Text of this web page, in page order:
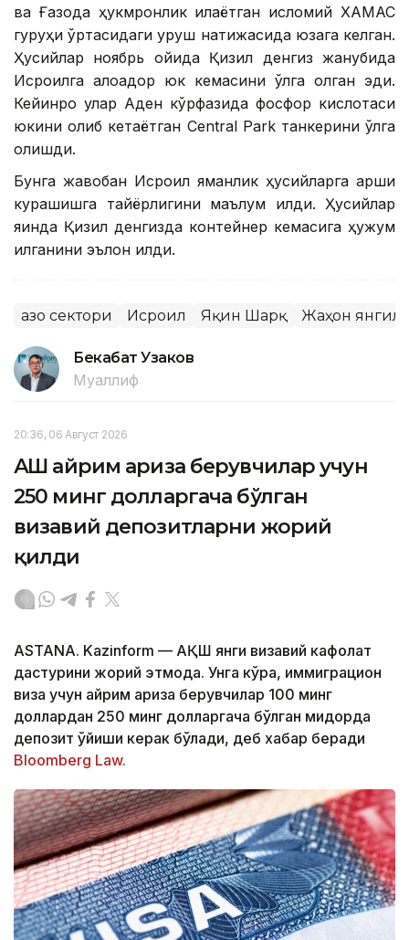
ва Ғазода ҳукмронлик қилаётган исломий ХАМАС
гуруҳи ўртасидаги уруш натижасида юзага келган.
Ҳусийлар ноябрь ойида Қизил денгиз жанубида
Исроилга алоқадор юк кемасини қўлга олган эди.
Кейинроқ улар Аден кўрфазида фосфор кислотаси
юкини олиб кетаётган Central Park танкерини қўлга
олишди.
Бунга жавобан Исроил яманлик ҳусийларга қарши
курашишга тайёрлигини маълум қилди. Ҳусийлар
яқинда Қизил денгизда контейнер кемасига ҳужум
қилганини эълон қилди.
Ғазо сектори Исроил Яқин Шарқ Жаҳон
Бекабат Узаков
Муаллиф
20:36, 06 Август 2026
АҚШ айрим ариза берувчилар учун
250 минг долларгача бўлган
визавий депозитларни жорий
қилди
ASTANA. Kazinform — АҚШ янги визавий кафолат
дастурини жорий этмоқда. Унга кўра, иммиграцион
виза учун айрим ариза берувчилар 100 минг
доллардан 250 минг долларгача бўлган миқдорда
депозит қўйиши керак бўлади, деб хабар беради
Bloomberg Law.